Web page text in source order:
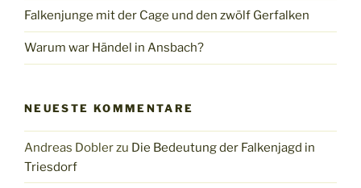
Falkenjunge mit der Cage und den zwölf Gerfalken
Warum war Händel in Ansbach?
NEUESTE KOMMENTARE
Andreas Doblerzu Die Bedeutung der Falkenjagd in
Triesdorf